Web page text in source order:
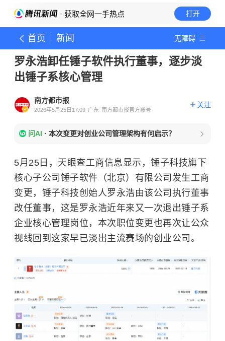
· 获取全网一手热点 打开
首页 新闻 无障碍
罗永浩卸任锤子软件执行董事，逐步淡
出锤子系核心管理
南方都市报
2026年5月25日17:09 广东 南方都市报官方账号
关注
问AI · 本次变更对创业公司管理架构有何启示？
5月25日，天眼查工商信息显示，锤子科技旗下
核心子公司锤子软件（北京）有限公司发生工商
变更，锤子科技创始人罗永浩由该公司执行董事
改任董事，这是罗永浩近年来又一次退出锤子系
企业核心管理岗位，本次职位变更也再次让公众
视线回到这家早已淡出主流赛场的创业公司。